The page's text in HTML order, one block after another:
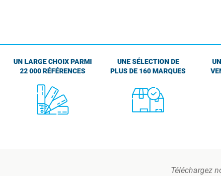
UN LARGE CHOIX PARMI
22 000 RÉFÉRENCES
UNE SÉLECTION DE
PLUS DE 160 MARQUES
Téléchargez